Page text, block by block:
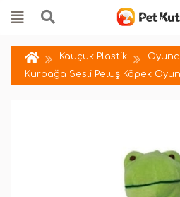
Kauçuk Plastik
Kurbağa Sesli Peluş Köpek